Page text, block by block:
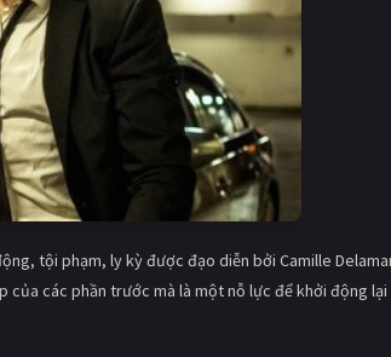
tội phạm, ly kỳ được đạo diễn bởi Camille
của các phần trước mà là một nỗ lực để khởi động lại